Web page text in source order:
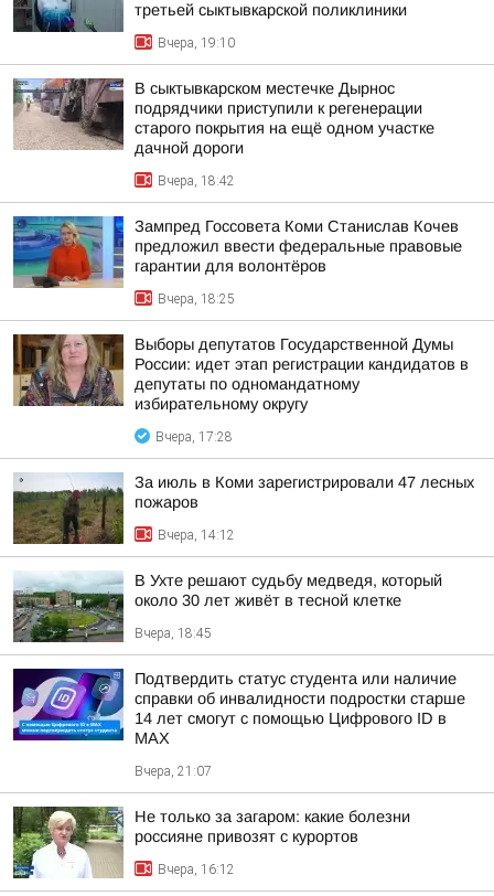
третьей сыктывкарской поликлиники
Вчера, 19:10
В сыктывкарском местечке Дырнос
подрядчики приступили к регенерации
старого покрытия на ещё одном участке
дачной дороги
Вчера, 18:42
Зампред Госсовета Коми Станислав Кочев
предложил ввести федеральные правовые
гарантии для волонтёров
Вчера, 18:25
Выборы депутатов Государственной Думы
России: идет этап регистрации кандидатов в
депутаты по одномандатному
избирательному округу
Вчера, 17:28
За июль в Коми зарегистрировали 47 лесных
пожаров
Вчера, 14:12
В Ухте решают судьбу медведя, который
около 30 лет живёт в тесной клетке
Вчера, 18:45
Подтвердить статус студента или наличие
справки об инвалидности подростки старше
14 лет смогут с помощью Цифрового ID в
МAX
Вчера, 21:07
Не только за загаром: какие болезни
россияне привозят с курортов
Вчера, 16:12